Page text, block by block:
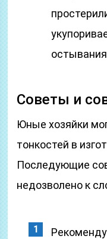
Советы и
Юные хозяйки
тонкостей в
Последующие
недозволено к